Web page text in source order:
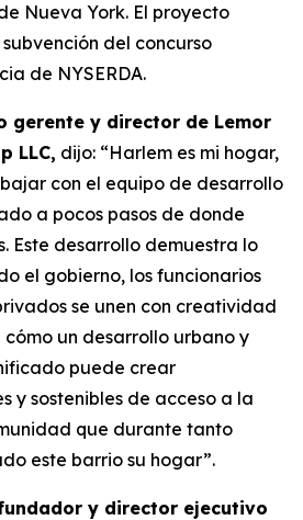
Nueva York. El proyecto
del concurso
de NYSERDA.
gerente y director de Lemor
LLC, dijo: “Harlem es mi hogar,
con el equipo de desarrollo
a pocos pasos de donde
Este desarrollo demuestra lo
el gobierno, los funcionarios
se unen con creatividad
un desarrollo urbano y
puede crear
y sostenibles de acceso a la
que durante tanto
este barrio su hogar”.
y director ejecutivo